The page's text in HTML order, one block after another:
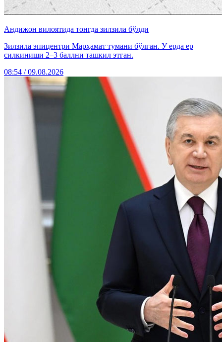
Андижон вилоятида тонгда зилзила бўлди
Зилзила эпицентри Марҳамат тумани бўлган. У ерда ер
силкиниши 2–3 баллни ташкил этган.
08:54 / 09.08.2026